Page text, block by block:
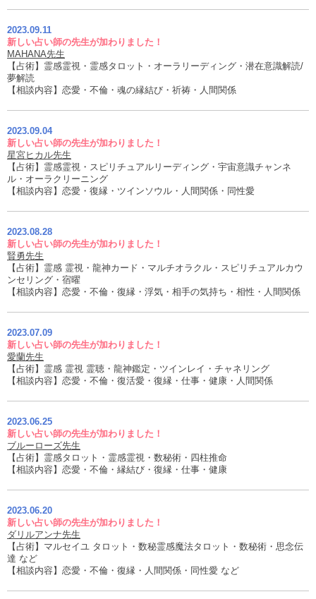
2023.09.11
新しい占い師の先生が加わりました！
MAHANA先生
【占術】霊感霊視・霊感タロット・オーラリーディング・潜在意識解読/
夢解読
【相談内容】恋愛・不倫・魂の縁結び・祈祷・人間関係
2023.09.04
新しい占い師の先生が加わりました！
星宮ヒカル先生
【占術】霊感霊視・スピリチュアルリーディング・宇宙意識チャンネ
ル・オーラクリーニング
【相談内容】恋愛・復縁・ツインソウル・人間関係・同性愛
2023.08.28
新しい占い師の先生が加わりました！
賢勇先生
【占術】霊感 霊視・龍神カード・マルチオラクル・スピリチュアルカウ
ンセリング・宿曜
【相談内容】恋愛・不倫・復縁・浮気・相手の気持ち・相性・人間関係
2023.07.09
新しい占い師の先生が加わりました！
愛蘭先生
【占術】霊感 霊視 霊聴・龍神鑑定・ツインレイ・チャネリング
【相談内容】恋愛・不倫・復活愛・復縁・仕事・健康・人間関係
2023.06.25
新しい占い師の先生が加わりました！
ブルーローズ先生
【占術】霊感タロット・霊感霊視・数秘術・四柱推命
【相談内容】恋愛・不倫・縁結び・復縁・仕事・健康
2023.06.20
新しい占い師の先生が加わりました！
ダリルアンナ先生
【占術】マルセイユ タロット・数秘霊感魔法タロット・数秘術・思念伝
達 など
【相談内容】恋愛・不倫・復縁・人間関係・同性愛 など